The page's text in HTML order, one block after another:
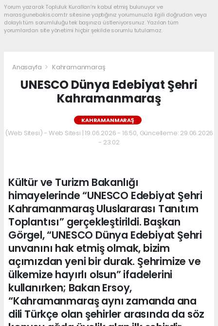
Yorum yazarak Topluluk Kuralları’nı kabul etmiş bulunuyor ve
marasgunebakis.com.tr sitesine yaptığınız yorumunuzla ilgili doğrudan veya
dolaylı tüm sorumluluğu tek başınıza üstleniyorsunuz. Yazılan tüm
yorumlardan site yönetimi hiçbir şekilde sorumlu tutulamaz.
Anasayfa Kahramanmaraş
UNESCO Dünya Edebiyat Şehri
Kahramanmaraş
KAHRAMANMARAŞ
(Web Sitesi) - Web Sitesi | 19.06.2026 - 16:50, Güncelleme: 29.06.2026
- 23:02
Kültür ve Turizm Bakanlığı
himayelerinde “UNESCO Edebiyat Şehri
Kahramanmaraş Uluslararası Tanıtım
Toplantısı” gerçekleştirildi. Başkan
Görgel, “UNESCO Dünya Edebiyat Şehri
unvanını hak etmiş olmak, bizim
açımızdan yeni bir durak. Şehrimize ve
ülkemize hayırlı olsun” ifadelerini
kullanırken; Bakan Ersoy,
“Kahramanmaraş aynı zamanda ana
dili Türkçe olan şehirler arasında da söz